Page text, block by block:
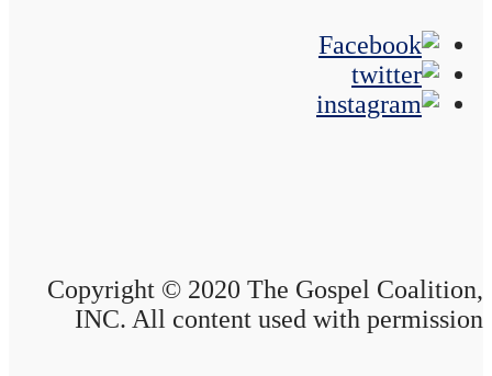
Copyright © 2020 The Gospel Coalition,
INC. All content used with permission